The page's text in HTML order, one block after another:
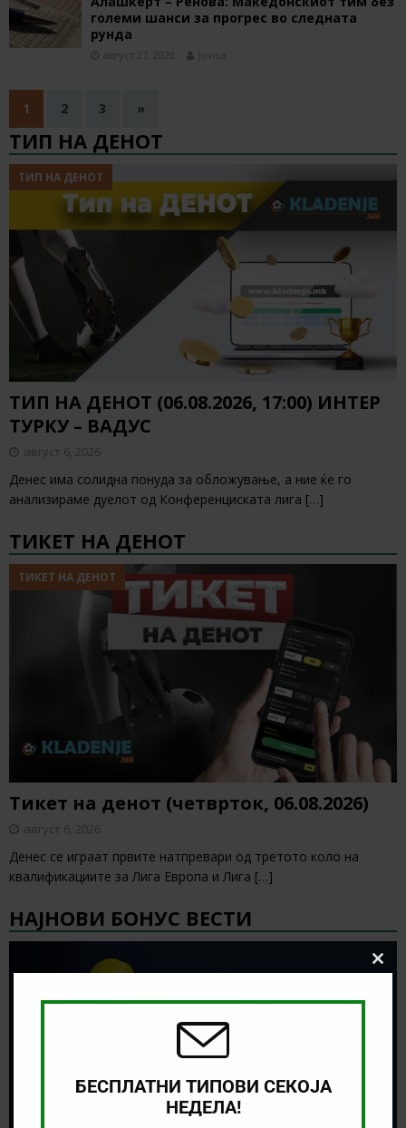
големи шанси за прогрес во следната
рунда
август 27, 2020 Jovica
1 2 3 »
ТИП НА ДЕНОТ
ТИП НА ДЕНОТ
ТИП НА ДЕНОТ (06.08.2026, 17:00) ИНТЕР
ТУРКУ – ВАДУС
август 6, 2026
Денес има солидна понуда за обложување, а ние ќе го
анализираме дуелот од Конференциската лига […]
ТИКЕТ НА ДЕНОТ
ТИКЕТ НА ДЕНОТ
Тикет на денот (четврток, 06.08.2026)
август 6, 2026
Денес се играат првите натпревари од третото коло на
квалификациите за Лига Европа и Лига […]
НАЈНОВИ БОНУС ВЕСТИ
БЕСПЛАТНИ ТИПОВИ СЕКОЈА
НЕДЕЛА!